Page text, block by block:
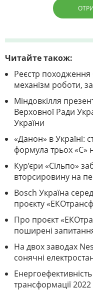
Читайте також:
Реєстр походження
механізм роботи,
Міндовкілля
Верховної Ради
України
«Данон» в Україні:
формула трьох «С»
Кур’єри «Сільпо»
вторсировину на
Bosch Україна
проєкту
Про проєкт
поширені
На двох заводах
сонячні
трансформації 2022